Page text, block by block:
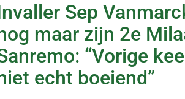
Sep
maar zijn 2e
“Vorige
echt boeiend”